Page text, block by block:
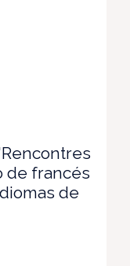
de francés
de